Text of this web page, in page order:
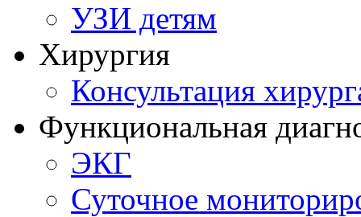
УЗИ детям
Хирургия
Консультация
Функциональная
ЭКГ
Суточное